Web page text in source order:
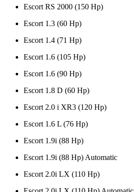
Escort RS 2000 (150 Hp)
Escort 1.3 (60 Hp)
Escort 1.4 (71 Hp)
Escort 1.6 (105 Hp)
Escort 1.6 (90 Hp)
Escort 1.8 D (60 Hp)
Escort 2.0 i XR3 (120 Hp)
Escort 1.6 L (76 Hp)
Escort 1.9i (88 Hp)
Escort 1.9i (88 Hp) Automatic
Escort 2.0i LX (110 Hp)